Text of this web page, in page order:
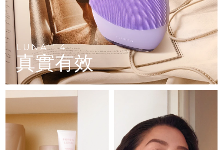
LUNATM4
真實有效
LUNA™ 4 go
For travel or gym bag
LUNA™護膚
Premium cleansers & balm
LUNA™ 設備
All facial cleansing devices
BEAR™ 設備
All premium facelift devices
UFO™ 3 go
Portable red light therapy
面膜
Rejuvenation & hydration
UFO™ 設備
All deep facial hydration devices
issa™ 4 baby
For ages 0-3
issa™ Teeth Whitening Set
ISSA™ 設備
All silicone sonic toothbrushes
FAQ™ 102
Advanced clinical anti-aging
FAQ™ 103
Luxurious clinical anti-aging set
FAQ™ P1 Primer
Manuka honey primer
FAQ™ 202
LED mask
FAQ™ 211
Anti-aging neck & décolleté LED mask
FAQ™ 221
Anti-aging LED hand mask
生髮
FAQ™ 301
LED hair strengthening scalp massager
FAQ™ Scalp Serum
Scalp recovery probiotic serum
FAQ™護膚品
All FAQ™ skincare
肌膚年輕化
FAQ™ 501
Full-Spectrum Red Light Therapy
FAQ™ 502
Full-Spectrum Red Light Therapy
FAQ™ Red Light Serum
保健品
NEW
專業治療
克羅埃西亞 預計送達日期 09/08/2026
賽普勒斯 預計送達日期10/08/2026
捷克 預計送達日期09/08/2026
丹麥 預計送達日期09/08/2026
芬蘭 預計送達日期 09/08/2026